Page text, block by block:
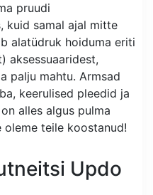
pruudi
kuid samal ajal mitte
alatüdruk hoiduma eriti
aksessuaaridest,
palju mahtu. Armsad
keerulised pleedid ja
alles algus pulma
oleme teile koostanud!
Updo